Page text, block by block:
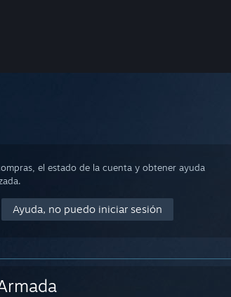
el estado de la cuenta y obtener ayuda
Ayuda, no puedo iniciar sesión